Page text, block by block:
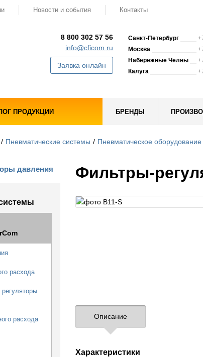
Новости и события Контакты
8 800 302 57 56
info@cficom.ru
Заявка онлайн
Санкт-Петербург
Москва
Набережные Челны
Калуга
ПРОДУКЦИИ БРЕНДЫ
Пневматические системы Пневматическое
давления
расхода
расхода
Фильтры-
Описание
Характеристики